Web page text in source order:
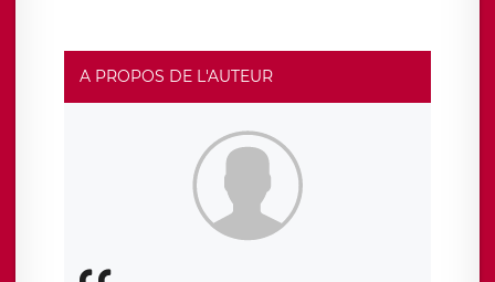
rue Léopold Sédar Senghor, joignable à l’adresse mail :
responsabledetraitement@legavox.fr. Vous avez
également le droit d’introduire une réclamation auprès
d’une autorité de contrôle.
A PROPOS DE L'AUTEUR